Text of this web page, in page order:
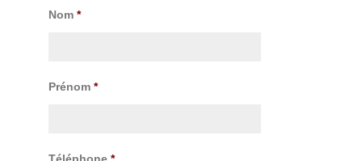
Nom *
Prénom *
Téléphone *